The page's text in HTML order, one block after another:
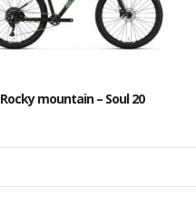
Rocky mountain – Soul 20
ÉTAIT :
$1,159.95.
EST :
$899.95.